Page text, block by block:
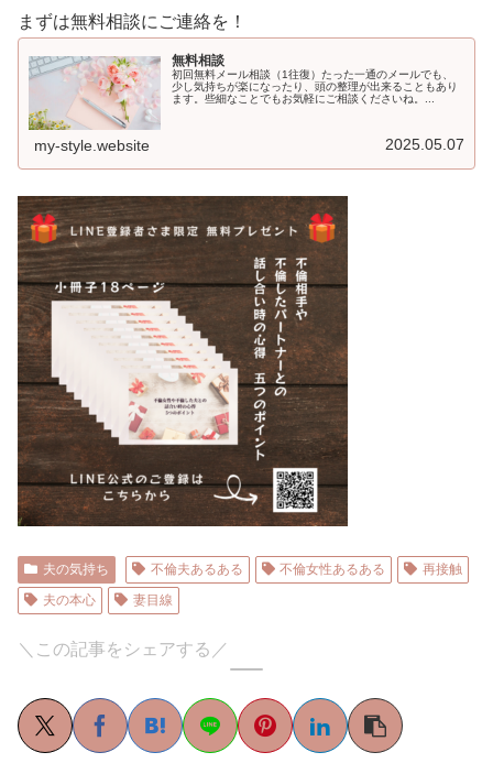
まずは無料相談にご連絡を！
無料相談
初回無料メール相談（1往復）たった一通のメールでも、
少し気持ちが楽になったり、頭の整理が出来ることもあり
ます。些細なことでもお気軽にご相談くださいね。...
my-style.website 2025.05.07
夫の気持ち 不倫夫あるある 不倫女性あるある
再接触
夫の本心
妻目線
＼この記事をシェアする／